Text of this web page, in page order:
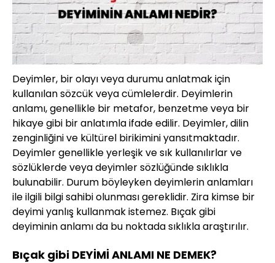
Deyimler, bir olayı veya durumu anlatmak için
kullanılan sözcük veya cümlelerdir. Deyimlerin
anlamı, genellikle bir metafor, benzetme veya bir
hikaye gibi bir anlatımla ifade edilir. Deyimler, dilin
zenginliğini ve kültürel birikimini yansıtmaktadır.
Deyimler genellikle yerleşik ve sık kullanılırlar ve
sözlüklerde veya deyimler sözlüğünde sıklıkla
bulunabilir. Durum böyleyken deyimlerin anlamları
ile ilgili bilgi sahibi olunması gereklidir. Zira kimse bir
deyimi yanlış kullanmak istemez. Bıçak gibi
deyiminin anlamı da bu noktada sıklıkla araştırılır.
Bıçak gibi DEYİMİ ANLAMI NE DEMEK?